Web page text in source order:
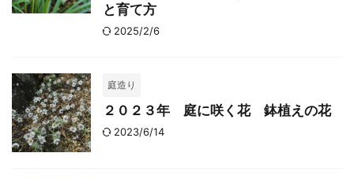
と育て方
2025/2/6
庭造り
２０２３年 庭に咲く花 鉢植えの花
2023/6/14